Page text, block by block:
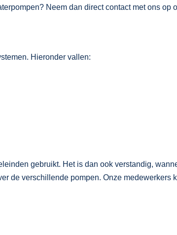
Neem dan direct contact met ons op
Hieronder vallen:
gebruikt. Het is dan ook verstandig,
de verschillende pompen. Onze medewerkers